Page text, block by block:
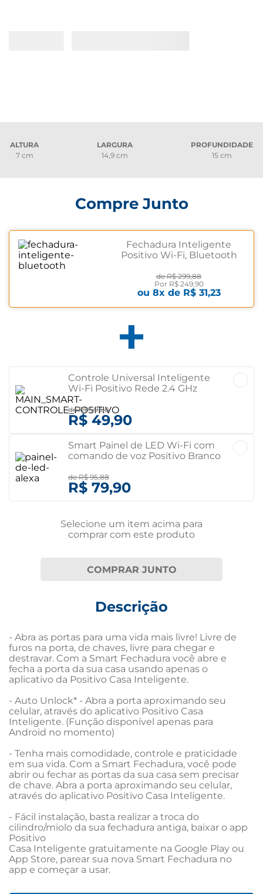
ALTURA
7 cm
LARGURA
14,9 cm
PROFUNDIDADE
15 cm
Compre Junto
Fechadura Inteligente
Positivo Wi-Fi, Bluetooth
metálico
deR$ 299,88
Por R$ 249,90
ou 8x de R$ 31,23
Controle Universal Inteligente
Wi-Fi Positivo Rede 2.4 GHz
Compatível com Alexa Bivolt
deR$ 59,88
R$ 49,90
Smart Painel de LED Wi-Fi com
comando de voz Positivo Branco
deR$ 95,88
R$ 79,90
Selecione um item acima para
comprar com este produto
COMPRAR JUNTO
Descrição
- Abra as portas para uma vida mais livre! Livre de
furos na porta, de chaves, livre para chegar e
destravar. Com a Smart Fechadura você abre e
fecha a porta da sua casa usando apenas o
aplicativo da Positivo Casa Inteligente.
- Auto Unlock* - Abra a porta aproximando seu
celular, através do aplicativo Positivo Casa
Inteligente. (Função disponível apenas para
Android no momento)
- Tenha mais comodidade, controle e praticidade
em sua vida. Com a Smart Fechadura, você pode
abrir ou fechar as portas da sua casa sem precisar
de chave. Abra a porta aproximando seu celular,
através do aplicativo Positivo Casa Inteligente.
- Fácil instalação, basta realizar a troca do
cilindro/miolo da sua fechadura antiga, baixar o app
Positivo
Casa Inteligente gratuitamente na Google Play ou
App Store, parear sua nova Smart Fechadura no
app e começar a usar.